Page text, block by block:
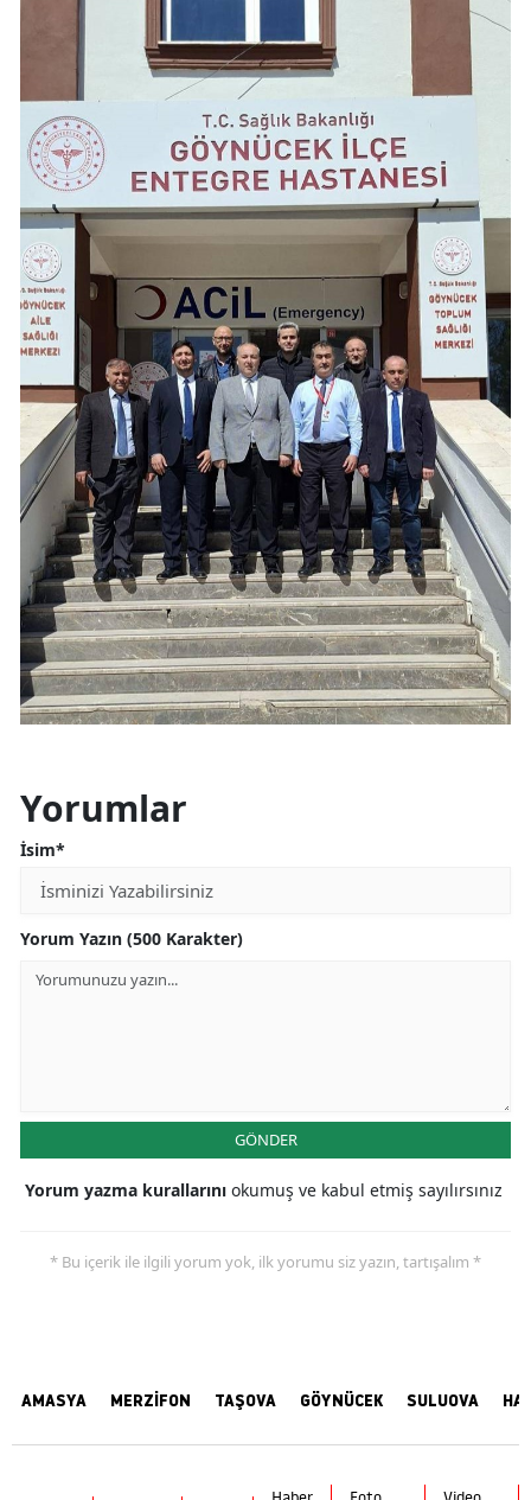
Yorumlar
İsim*
Yorum Yazın (500 Karakter)
GÖNDER
Yorum yazma kurallarını okumuş ve kabul etmiş sayılırsınız
* Bu içerik ile ilgili yorum yok, ilk yorumu siz yazın, tartışalım *
AMASYA MERZİFON TAŞOVA GÖYNÜCEK SULUOVA